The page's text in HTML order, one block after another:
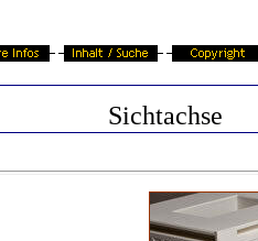
Sichtachse